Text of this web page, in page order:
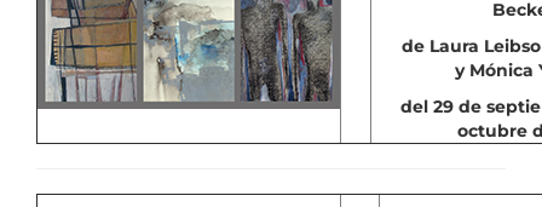
de Laura
y Mónica
del 29 de
octubre